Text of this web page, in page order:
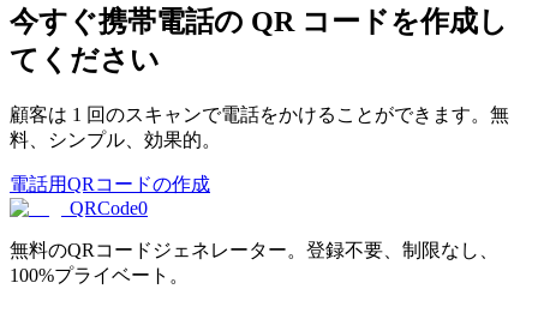
今すぐ携帯電話の QR コードを作成し
てください
顧客は 1 回のスキャンで電話をかけることができます。無
料、シンプル、効果的。
電話用QRコードの作成
QRCode0
無料のQRコードジェネレーター。登録不要、制限なし、
100%プライベート。